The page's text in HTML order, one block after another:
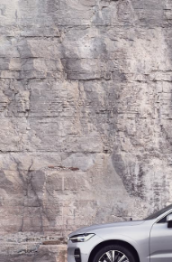
Mild hybrids
상담/시승신청
세일즈 컨설턴트
전시장 찾기
이벤트
서비스